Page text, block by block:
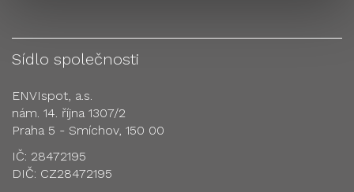
Sídlo společnosti
ENVIspot, a.s.
nám. 14. října 1307/2
Praha 5 - Smíchov, 150 00
IČ: 28472195
DIČ: CZ28472195